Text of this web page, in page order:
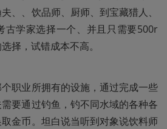
、、饮品师、厨师、到宝藏猎人、
古学家选择一个、并且只需要500r
择，试错成本不高。
职业所拥有的设施，通过完成一些
要通过钓鱼，钓不同水域的各种各
金币。坦白说当听到对象说饮料师